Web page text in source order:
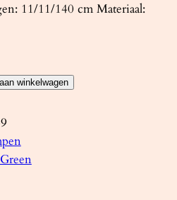
11/11/140 cm Materiaal:
winkelwagen